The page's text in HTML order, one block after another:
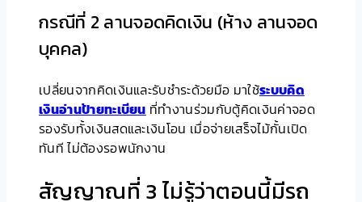
กรณีที่ 2 ลานจอดคิดเงิน (ห้าง ลานจอด
บุคคล)
เปลี่ยนจากคิดเงินและรับชำระด้วยมือ มาใช้ระบบคิด
เงินอ่านป้ายทะเบียน ที่ทำงานร่วมกับตู้คิดเงินค่าจอด
รองรับทั้งเงินสดและเงินโอน เมื่อจ่ายเสร็จไม้กั้นเปิด
ทันที ไม่ต้องรอพนักงาน
สัญญาณที่ 3 ไม่รู้ว่าตอนนี้มีรถ